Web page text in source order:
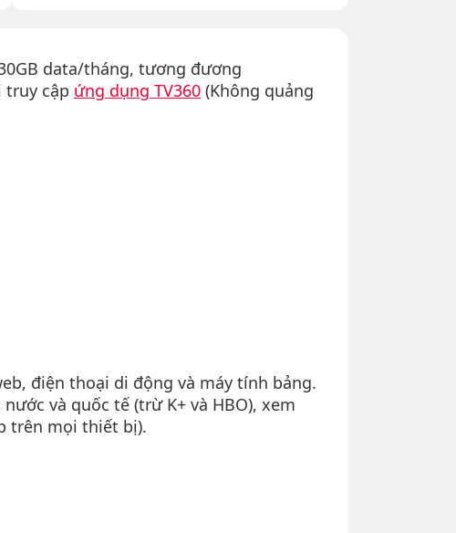
data/tháng, tương đương
truy cập ứng dụng TV360 (Không quảng
điện thoại di động và máy tính bảng.
và quốc tế (trừ K+ và HBO), xem
trên mọi thiết bị).